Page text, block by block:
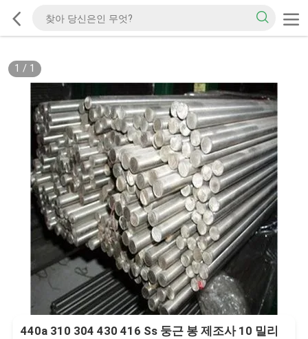
1 / 1
440a 310 304 430 416 Ss 둥근 봉 제조사 10 밀리